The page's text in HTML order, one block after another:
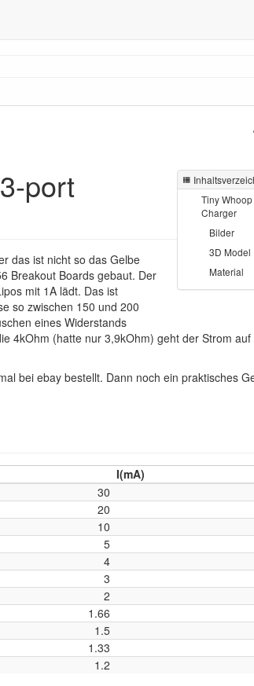
Tiny
Charger
Bilder
3D Model
Material
port
das ist nicht so das Gelbe
Breakout Boards gebaut. Der
mit 1A lädt. Das ist
so zwischen 150 und 200
eines Widerstands
4kOhm (hatte nur 3,9kOhm) geht der Strom
bei ebay bestellt. Dann noch ein praktisches
I(mA)
30
20
10
5
4
3
2
1.66
1.5
1.33
1.2